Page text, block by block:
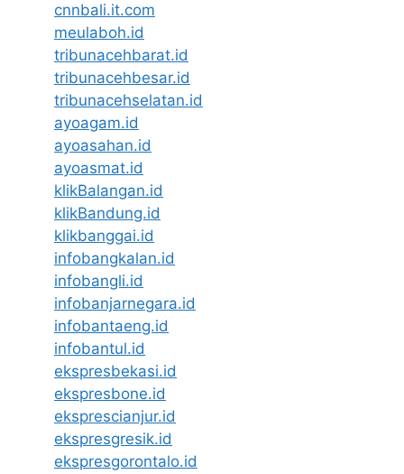
cnnbali.it.com
meulaboh.id
tribunacehbarat.id
tribunacehbesar.id
tribunacehselatan.id
ayoagam.id
ayoasahan.id
ayoasmat.id
klikBalangan.id
klikBandung.id
klikbanggai.id
infobangkalan.id
infobangli.id
infobanjarnegara.id
infobantaeng.id
infobantul.id
ekspresbekasi.id
ekspresbone.id
eksprescianjur.id
ekspresgresik.id
ekspresgorontalo.id